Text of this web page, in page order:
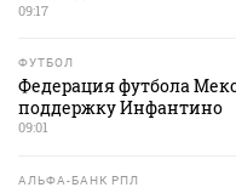
09:17
ФУТБОЛ
Федерация футбола
поддержку Инфантино
09:01
АЛЬФА-БАНК РПЛ